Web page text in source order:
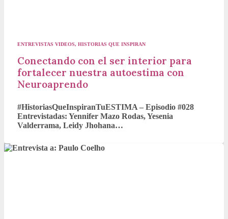
ENTREVISTAS VIDEOS, HISTORIAS QUE INSPIRAN
Conectando con el ser interior para
fortalecer nuestra autoestima con
Neuroaprendo
#HistoriasQueInspiranTuESTIMA – Episodio #028
Entrevistadas: Yennifer Mazo Rodas, Yesenia
Valderrama, Leidy Jhohana…